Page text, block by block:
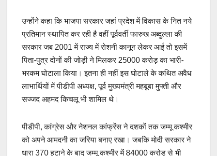
उन्होंने कहा कि भाजपा सरकार जहां प्रदेश में विकास के नित नये
प्रतिमान स्थापित कर रही है वहीं पूर्ववर्ती फारुख अब्दुल्ला की
सरकार जब 2001 में राज्य में रोशनी कानून लेकर आई तो इसमें
पिता-पुत्र दोनों की जोड़ी ने मिलकर 25000 करोड़ का भारी-
भरकम घोटाला किया। इतना ही नहीं इस घोटाले के कथित अवैध
लाभार्थियों में पीडीपी अध्यक्ष, पूर्व मुख्यमंत्री महबूबा मुफ्ती और
सज्जद अहमद किचलू भी शामिल थे।
पीडीपी, कांग्रेस और नेशनल कांफ्रेंस ने दशकों तक जम्मू कश्मीर
को अपने आमदनी का जरिया बनाए रखा। जबकि मोदी सरकार ने
धारा 370 हटाने के बाद जम्मू कश्मीर में 84000 करोड़ से भी